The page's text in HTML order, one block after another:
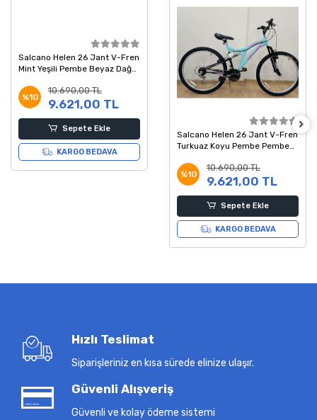
Salcano Helen 26 Jant V-Fren
Mint Yeşili Pembe Beyaz Dağ
%10
10.690,00 TL
9.621,00 TL
Sepete Ekle
KARGO BEDAVA
Salcano Helen 26 Jant V-Fren
Turkuaz Koyu Pembe Pembe
%10
10.690,00 TL
9.621,00 TL
Sepete Ekle
KARGO BEDAVA
Hızlı Teslimat
Siparişleriniz en kısa sürede elinize ulaşır.
Güvenli Alışveriş
Güvenli ve kolay ödeme sistemi